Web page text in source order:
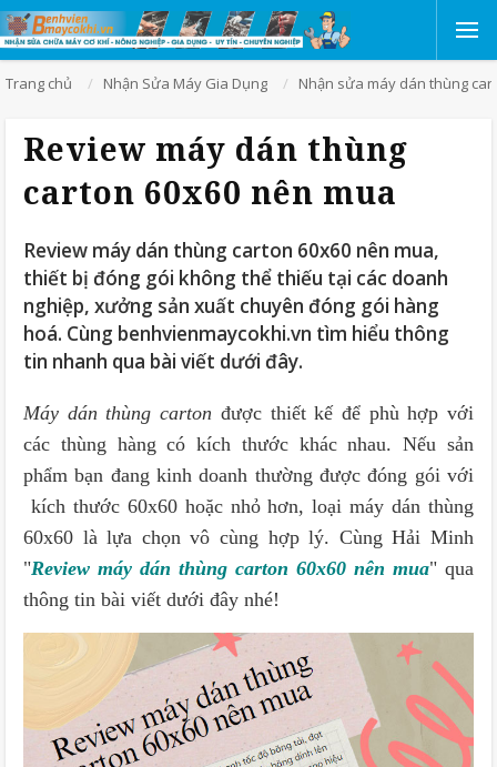
Trang chủ Nhận Sửa Máy Gia Dụng Nhận sửa máy dán thùng
Review máy dán thùng
carton 60x60 nên mua
Review máy dán thùng carton 60x60 nên mua,
thiết bị đóng gói không thể thiếu tại các doanh
nghiệp, xưởng sản xuất chuyên đóng gói hàng
hoá. Cùng benhvienmaycokhi.vn tìm hiểu thông
tin nhanh qua bài viết dưới đây.
Máy dán thùng carton được thiết kế để phù hợp với
các thùng hàng có kích thước khác nhau. Nếu sản
phẩm bạn đang kinh doanh thường được đóng gói với
kích thước 60x60 hoặc nhỏ hơn, loại máy dán thùng
60x60 là lựa chọn vô cùng hợp lý. Cùng Hải Minh
"Review máy dán thùng carton 60x60 nên mua" qua
thông tin bài viết dưới đây nhé!